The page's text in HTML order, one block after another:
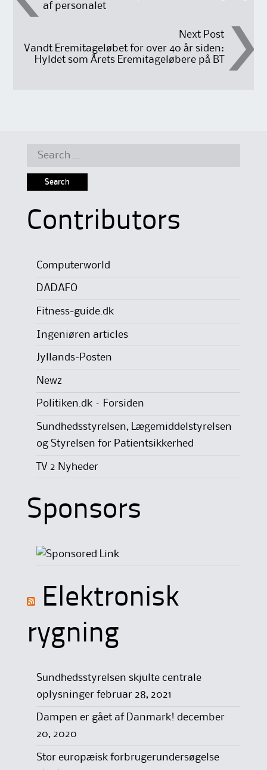
navigation
af personalet
Next Post
Vandt Eremitageløbet for over 40 år siden:
Hyldet som Årets Eremitageløbere på BT
Search
Contributors
Computerworld
DADAFO
Fitness-guide.dk
Ingeniøren articles
Jyllands-Posten
Newz
Politiken.dk – Forsiden
Sundhedsstyrelsen, Lægemiddelstyrelsen
og Styrelsen for Patientsikkerhed
TV 2 Nyheder
Sponsors
Elektronisk
rygning
Sundhedsstyrelsen skjulte centrale
oplysninger februar 28, 2021
Dampen er gået af Danmark! december
20, 2020
Stor europæisk forbrugerundersøgelse